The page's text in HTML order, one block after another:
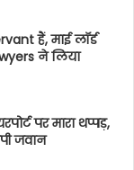
हैं, माई लॉर्ड
ने लिया
पर मारा थप्पड़,
जवान